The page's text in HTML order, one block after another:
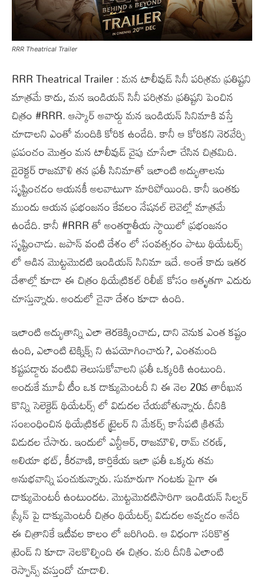
RRR Theatrical Trailer
RRR Theatrical Trailer : మన టాలీవుడ్ సినీ పరిశ్రమ ప్రతిష్టని
మాత్రమే కాదు, మన ఇండియన్ సినీ పరిశ్రమ ప్రతిష్టని పెంచిన
చిత్రం #RRR. ఆస్కార్ అవార్డు మన ఇండియన్ సినిమాకి వస్తే
చూడాలని ఎంతో మందికి కోరిక ఉండేది. కానీ ఆ కోరికని నెరవేర్చి
ప్రపంచం మొత్తం మన టాలీవుడ్ వైపు చూసేలా చేసిన చిత్రమిది.
డైరెక్టర్ రాజమౌళి తన ప్రతీ సినిమాతో ఇలాంటి అద్భుతాలను
సృష్టించడం ఆయనకీ అలవాటుగా మారిపోయింది. కానీ ఇంతకు
ముందు ఆయన ప్రభంజనం కేవలం నేషనల్ లెవెల్లో మాత్రమే
ఉండేది. కానీ #RRR తో అంతర్జాతీయ స్థాయిలో ప్రభంజనం
సృష్టించాడు. జపాన్ వంటి దేశం లో సంవత్సరం పాటు థియేటర్స్
లో ఆడిన మొట్టమొదటి ఇండియన్ సినిమా ఇదే. అంతే కాదు ఇతర
దేశాల్లో కూడా ఈ చిత్రం థియేట్రికల్ రిలీజ్ కోసం ఆతృతగా ఎదురు
చూస్తున్నారు. అందులో చైనా దేశం కూడా ఉంది.
ఇలాంటి అద్భుతాన్ని ఎలా తెరకెక్కించాడు, దాని వెనుక ఎంత కష్టం
ఉంది, ఎలాంటి టెక్నిక్స్ ని ఉపయోగించారు?, ఎంతమంది
కష్టపడ్డారు వంటివి తెలుసుకోవాలని ప్రతీ ఒక్కరికి ఉంటుంది.
అందుకే మూవీ టీం ఒక డాక్యుమెంటరీ ని ఈ నెల 20వ తారీఖున
కొన్ని సెలెక్టెడ్ థియేటర్స్ లో విడుదల చేయబోతున్నారు. దీనికి
సంబంధించిన థియేట్రికల్ ట్రైలర్ ని మేకర్స్ కాసేపటి క్రితమే
విడుదల చేసారు. ఇందులో ఎన్టీఆర్, రాజమౌళి, రామ్ చరణ్,
అలియా భట్, కీరవాణి, కార్తికేయ ఇలా ప్రతీ ఒక్కరు తమ
అనుభవాన్ని పంచుకున్నారు. సుమారుగా గంటకు పైగా ఈ
డాక్యుమెంటరీ ఉంటుందట. మొట్టమొదటిసారిగా ఇండియన్ సిల్వర్
స్క్రీన్ పై డాక్యుమెంటరీ చిత్రం థియేటర్స్ విడుదల అవ్వడం అనేది
ఈ చిత్రానికే ఇటీవల కాలం లో జరిగింది. ఆ విధంగా సరికొత్త
ట్రెండ్ ని కూడా నెలకొల్పింది ఈ చిత్రం. మరి దీనికి ఎలాంటి
రెస్పాన్స్ వస్తుందో చూడాలి.